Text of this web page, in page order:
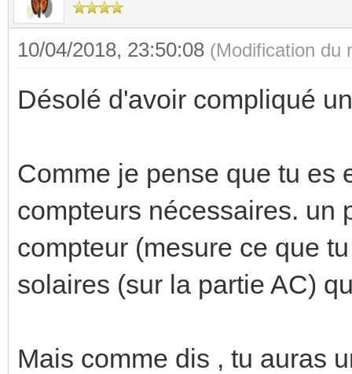
10/04/2018, 23:50:08 (Modification du
Désolé d'avoir compliqué
Comme je pense que tu es
compteurs nécessaires. un
compteur (mesure ce que
solaires (sur la partie AC)
Mais comme dis , tu auras